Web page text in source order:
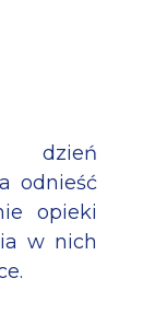
dzień
odnieść
opieki
w nich